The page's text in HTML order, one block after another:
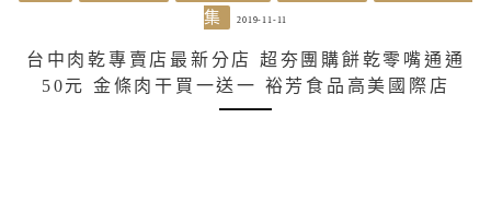
集
2019-11-11
台中肉乾專賣店最新分店 超夯團購餅乾零嘴通通
50元 金條肉干買一送一 裕芳食品高美國際店